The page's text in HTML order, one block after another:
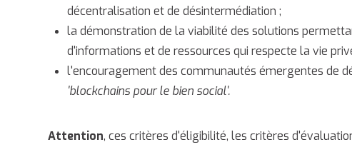
décentralisation et de désintermédiation ;
la démonstration de la viabilité des solutions
d'informations et de ressources qui respecte la vie
l'encouragement des communautés émergentes de
'blockchains pour le bien social'.
Attention, ces critères d'éligibilité, les critères